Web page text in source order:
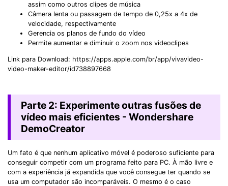
assim como outros clipes de música
Câmera lenta ou passagem de tempo de 0,25x a 4x de
velocidade, respectivamente
Gerencia os planos de fundo do vídeo
Permite aumentar e diminuir o zoom nos videoclipes
Link para Download: https://apps.apple.com/br/app/vivavideo-
video-maker-editor/id738897668
Parte 2: Experimente outras fusões de
vídeo mais eficientes - Wondershare
DemoCreator
Um fato é que nenhum aplicativo móvel é poderoso suficiente para
conseguir competir com um programa feito para PC. À mão livre e
com a experiência já expandida que você consegue ter quando se
usa um computador são incomparáveis. O mesmo é o caso